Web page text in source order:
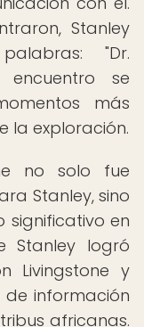
Stanley
"Dr.
encuentro se
más
la exploración.
no solo fue
Stanley, sino
en
Stanley logró
Livingstone y
información
africanas.